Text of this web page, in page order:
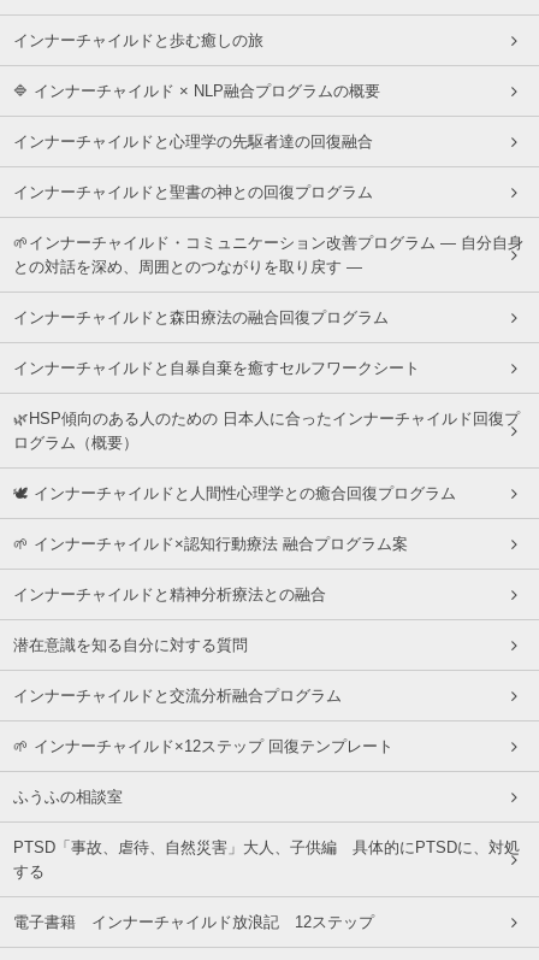
インナーチャイルドと歩む癒しの旅
🔷 インナーチャイルド × NLP融合プログラムの概要
インナーチャイルドと心理学の先駆者達の回復融合
インナーチャイルドと聖書の神との回復プログラム
🌱インナーチャイルド・コミュニケーション改善プログラム ― 自分自身
との対話を深め、周囲とのつながりを取り戻す ―
インナーチャイルドと森田療法の融合回復プログラム
インナーチャイルドと自暴自棄を癒すセルフワークシート
🌿HSP傾向のある人のための 日本人に合ったインナーチャイルド回復プ
ログラム（概要）
🕊 インナーチャイルドと人間性心理学との癒合回復プログラム
🌱 インナーチャイルド×認知行動療法 融合プログラム案
インナーチャイルドと精神分析療法との融合
潜在意識を知る自分に対する質問
インナーチャイルドと交流分析融合プログラム
🌱 インナーチャイルド×12ステップ 回復テンプレート
ふうふの相談室
PTSD「事故、虐待、自然災害」大人、子供編 具体的にPTSDに、対処
する
電子書籍 インナーチャイルド放浪記 12ステップ